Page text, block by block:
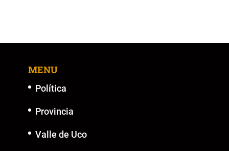
MENU
Política
Provincia
Valle de Uco